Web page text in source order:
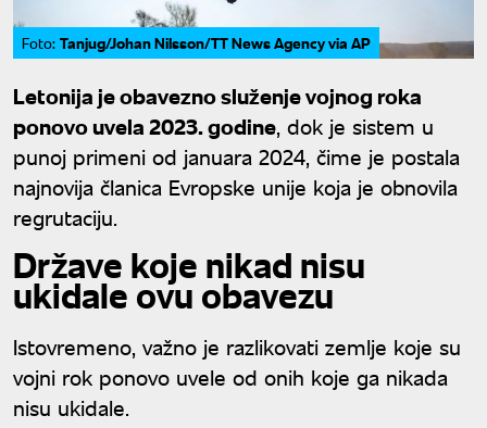
Foto: Tanjug/Johan Nilsson/TT News Agency via AP
Letonija je obavezno služenje vojnog roka
ponovo uvela 2023. godine, dok je sistem u
punoj primeni od januara 2024, čime je postala
najnovija članica Evropske unije koja je obnovila
regrutaciju.
Države koje nikad nisu
ukidale ovu obavezu
Istovremeno, važno je razlikovati zemlje koje su
vojni rok ponovo uvele od onih koje ga nikada
nisu ukidale.